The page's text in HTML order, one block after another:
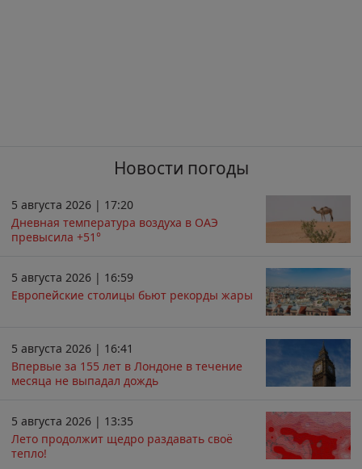
Новости погоды
5 августа 2026 | 17:20
Дневная температура воздуха в ОАЭ
превысила +51°
5 августа 2026 | 16:59
Европейские столицы бьют рекорды жары
5 августа 2026 | 16:41
Впервые за 155 лет в Лондоне в течение
месяца не выпадал дождь
5 августа 2026 | 13:35
Лето продолжит щедро раздавать своё
тепло!